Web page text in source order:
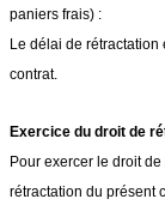
paniers frais) :
Le délai de
contrat.
Exercice du droit de
Pour exercer le droit
rétractation du présent